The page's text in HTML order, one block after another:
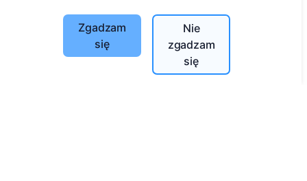
Zgadzam
się
Nie
zgadzam
się